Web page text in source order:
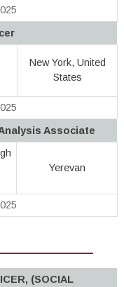
New York, United
States
Associate
Yerevan
(SOCIAL